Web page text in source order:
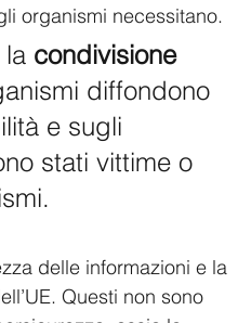
organismi necessitano.
condivisione
diffondono
e sugli
stati vittime o
delle informazioni e la
Questi non sono